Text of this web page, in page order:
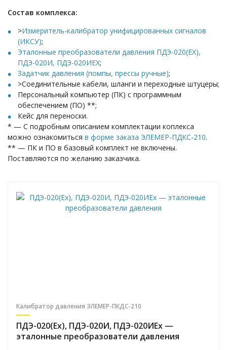
Состав комплекса:
>Измеритель-калибратор унифицированных сигналов
(ИКСУ);
Эталонные преобразователи давления ПДЭ-020(EX),
ПДЭ-020И, ПДЭ-020ИEX;
Задатчик давления (помпы, прессы ручные);
>Соединительные кабели, шланги и переходные штуцеры;
Персональный компьютер (ПК) с программным
обеспечением (ПО) **;
Кейс для переноски.
* — С подробным описанием комплектации коплекса
можно ознакомиться в форме заказа ЭЛЕМЕР-ПДКС-210.
** — ПК и ПО в базовый комплект не включены.
Поставляются по желанию заказчика.
Калибратор давления ЭЛЕМЕР-ПКДС-210
ПДЭ-020(Ex), ПДЭ-020И, ПДЭ-020ИEx —
эталонные преобразователи давления